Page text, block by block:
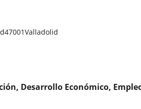
47001Valladolid
Desarrollo Económico,